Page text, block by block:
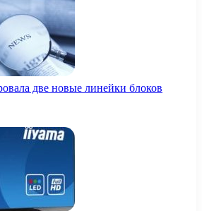
две новые линейки блоков